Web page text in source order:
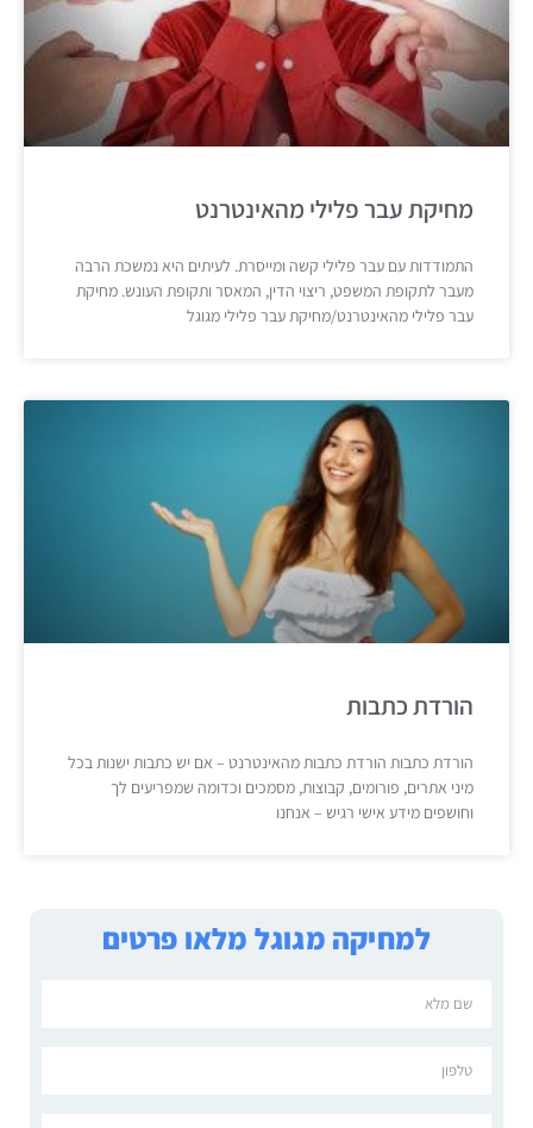
למחיקה מגוגל מלאו פרטים
מחיקת עבר פלילי מהאינטרנט
התמודדות עם עבר פלילי קשה ומייסרת. לעיתים היא נמשכת הרבה
מעבר לתקופת המשפט, ריצוי הדין, המאסר ותקופת העונש. מחיקת
עבר פלילי מהאינטרנט/מחיקת עבר פלילי מגוגל
הורדת כתבות
הורדת כתבות הורדת כתבות מהאינטרנט – אם יש כתבות ישנות בכל
מיני אתרים, פורומים, קבוצות, מסמכים וכדומה שמפריעים לך
וחושפים מידע אישי רגיש – אנחנו